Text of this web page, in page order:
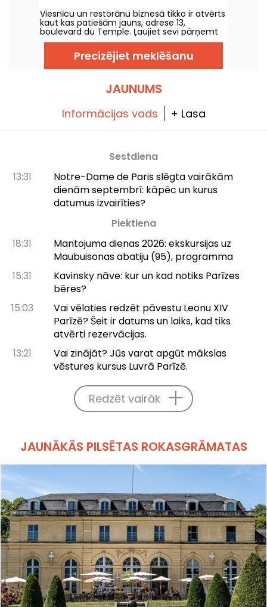
Viesnīcu un restorānu biznesā tikko ir atvērts
kaut kas patiešām jauns, adrese 13,
boulevard du Temple. Ļaujiet sevi pārņemt
peruiešu atmosfērai un atklājiet jaunas
Precizējiet meklēšanu
JAUNUMS
Informācijas vads + Lasa
Sestdiena
13:31
Notre-Dame de Paris slēgta vairākām
dienām septembrī: kāpēc un kurus
datumus izvairīties?
Piektiena
18:31
Mantojuma dienas 2026: ekskursijas uz
Maubuisonas abatiju (95), programma
15:31
Kavinsky nāve: kur un kad notiks Parīzes
bēres?
15:03
Vai vēlaties redzēt pāvestu Leonu XIV
Parīzē? Šeit ir datums un laiks, kad tiks
atvērti rezervācijas.
13:21
Vai zinājāt? Jūs varat apgūt mākslas
vēstures kursus Luvrā Parīzē.
Redzēt vairāk
JAUNĀKĀS PILSĒTAS ROKASGRĀMATAS